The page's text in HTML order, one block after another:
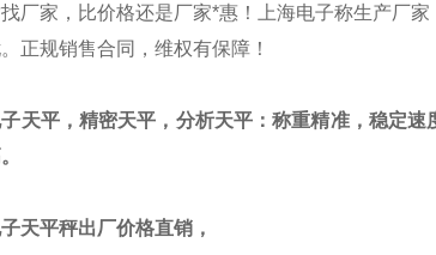
厂家，比价格还是厂家*惠！上海电子称生产厂
正规销售合同，维权有保障！
天平，精密天平，分析天平：称重精准，稳定
天平秤出厂价格直销，